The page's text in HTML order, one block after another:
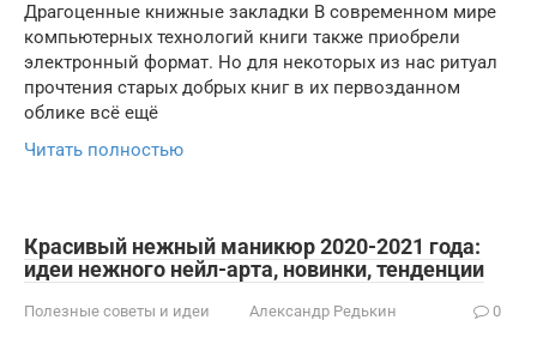
Драгоценные книжные закладки В современном мире
компьютерных технологий книги также приобрели
электронный формат. Но для некоторых из нас ритуал
прочтения старых добрых книг в их первозданном
облике всё ещё
Читать полностью
Красивый нежный маникюр 2020-2021 года:
идеи нежного нейл-арта, новинки, тенденции
Полезные советы и идеи Александр Редькин 0